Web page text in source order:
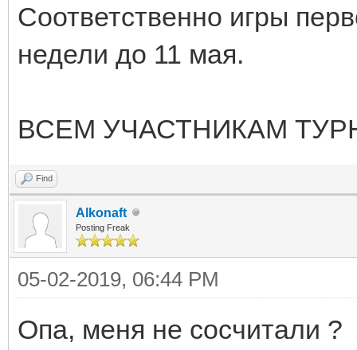
Соответственно игры
недели до 11 мая.
ВСЕМ УЧАСТНИКАМ
Find
Alkonaft
Posting Freak
05-02-2019, 06:44 PM
Опа, меня не сосчитали ?